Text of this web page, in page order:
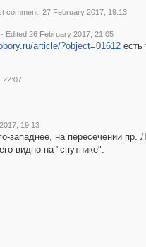
comment: 27 February 2017, 19:13
· Edited 26 February 2017, 21:05
article/?object=01612есть
22:07
19:13
западнее, на пересечении пр.
видно на "спутнике".